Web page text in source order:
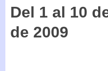
Del 1 al 10
de 2009